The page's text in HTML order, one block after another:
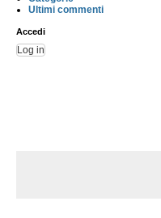
Ultimi commenti
Accedi
Log in